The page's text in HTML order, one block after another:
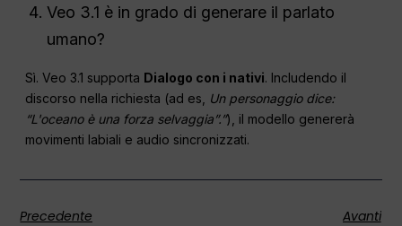
Veo 3.1 è in grado di generare il parlato
umano?
Sì. Veo 3.1 supporta Dialogo con i nativi. Includendo il
discorso nella richiesta (ad es, Un personaggio dice:
“L'oceano è una forza selvaggia”.”), il modello genererà
movimenti labiali e audio sincronizzati.
Precedente Avanti